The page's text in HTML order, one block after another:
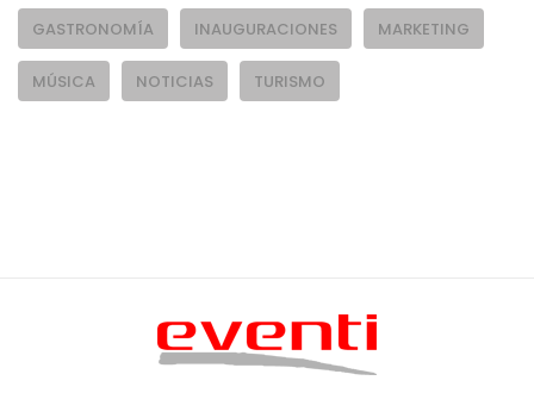
GASTRONOMÍA INAUGURACIONES MARKETING
MÚSICA NOTICIAS TURISMO